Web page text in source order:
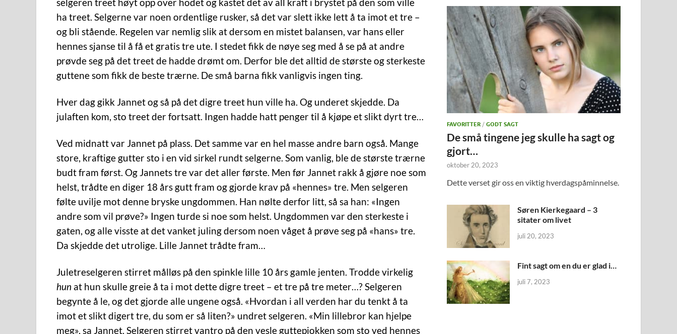
selgeren treet høyt opp over hodet og kastet det av all kraft i brystet på den som ville
ha treet. Selgerne var noen ordentlige rusker, så det var slett ikke lett å ta imot et tre –
og bli stående. Regelen var nemlig slik at dersom en mistet balansen, var hans eller
hennes sjanse til å få et gratis tre ute. I stedet fikk de nøye seg med å se på at andre
prøvde seg på det treet de hadde drømt om. Derfor ble det alltid de største og sterkeste
guttene som fikk de beste trærne. De små barna fikk vanligvis ingen ting.
Hver dag gikk Jannet og så på det digre treet hun ville ha. Og underet skjedde. Da
julaften kom, sto treet der fortsatt. Ingen hadde hatt penger til å kjøpe et slikt dyrt tre…
Ved midnatt var Jannet på plass. Det samme var en hel masse andre barn også. Mange
store, kraftige gutter sto i en vid sirkel rundt selgerne. Som vanlig, ble de største trærne
budt fram først. Og Jannets tre var det aller første. Men før Jannet rakk å gjøre noe som
helst, trådte en diger 18 års gutt fram og gjorde krav på «hennes» tre. Men selgeren
følte uvilje mot denne bryske ungdommen. Han nølte derfor litt, så sa han: «Ingen
andre som vil prøve?» Ingen turde si noe som helst. Ungdommen var den sterkeste i
gaten, og alle visste at det vanket juling dersom noen våget å prøve seg på «hans» tre.
Da skjedde det utrolige. Lille Jannet trådte fram…
Juletreselgeren stirret målløs på den spinkle lille 10 års gamle jenten. Trodde virkelig
hun at hun skulle greie å ta i mot dette digre treet – et tre på tre meter…? Selgeren
begynte å le, og det gjorde alle ungene også. «Hvordan i all verden har du tenkt å ta
imot et slikt digert tre, du som er så liten?» undret selgeren. «Min lillebror kan hjelpe
meg», sa Jannet. Selgeren stirret vantro på den vesle guttepjokken som sto ved hennes
FAVORITTER /GODT SAGT
De små tingene jeg skulle ha sagt og
gjort…
oktober 20, 2023
Dette verset gir oss en viktig hverdagspåminnelse.
Søren Kierkegaard – 3
sitater om livet
juli 20, 2023
Fint sagt om en du er glad i…
juli 7, 2023